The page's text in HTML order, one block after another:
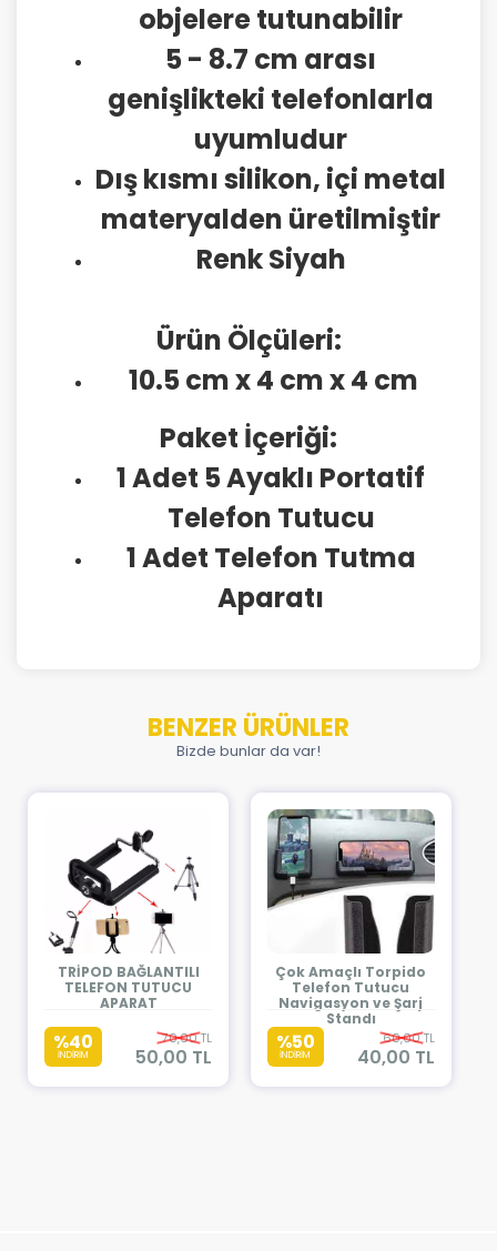
objelere tutunabilir
5 - 8.7 cm arası
genişlikteki telefonlarla
uyumludur
Dış kısmı silikon, içi metal
materyalden üretilmiştir
Renk Siyah
Ürün Ölçüleri:
10.5 cm x 4 cm x 4 cm
Paket İçeriği:
1 Adet 5 Ayaklı Portatif
Telefon Tutucu
1 Adet Telefon Tutma
Aparatı
BENZER ÜRÜNLER
Bizde bunlar da var!
TRİPOD BAĞLANTILI
TELEFON TUTUCU
APARAT
%40
İNDİRİM
70,00 TL
50,00 TL
Çok Amaçlı Torpido
Telefon Tutucu
Navigasyon ve Şarj
Standı
%50
İNDİRİM
60,00 TL
40,00 TL